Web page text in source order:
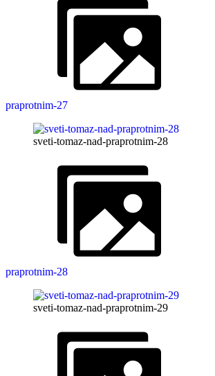
praprotnim-27
sveti-tomaz-nad-praprotnim-28
praprotnim-28
sveti-tomaz-nad-praprotnim-29